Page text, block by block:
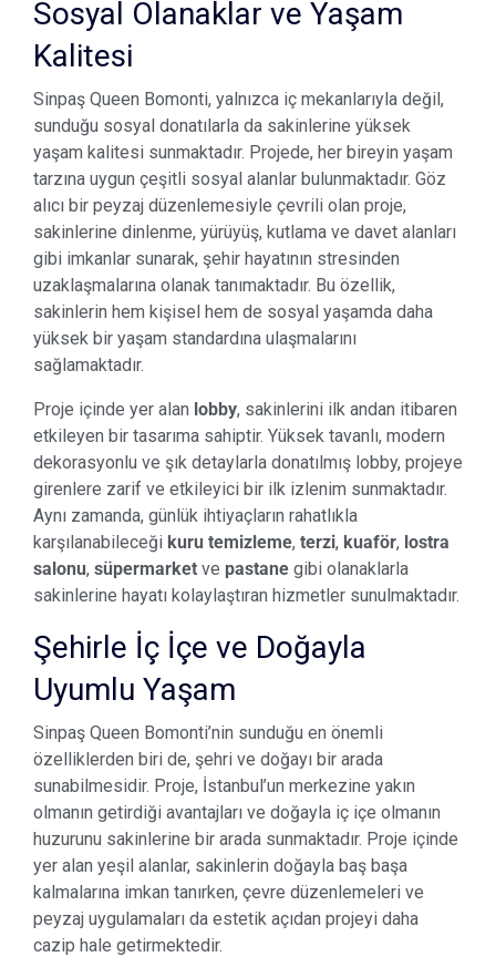
Sosyal Olanaklar ve Yaşam
Kalitesi
Sinpaş Queen Bomonti, yalnızca iç mekanlarıyla değil,
sunduğu sosyal donatılarla da sakinlerine yüksek
yaşam kalitesi sunmaktadır. Projede, her bireyin yaşam
tarzına uygun çeşitli sosyal alanlar bulunmaktadır. Göz
alıcı bir peyzaj düzenlemesiyle çevrili olan proje,
sakinlerine dinlenme, yürüyüş, kutlama ve davet alanları
gibi imkanlar sunarak, şehir hayatının stresinden
uzaklaşmalarına olanak tanımaktadır. Bu özellik,
sakinlerin hem kişisel hem de sosyal yaşamda daha
yüksek bir yaşam standardına ulaşmalarını
sağlamaktadır.
Proje içinde yer alan lobby, sakinlerini ilk andan itibaren
etkileyen bir tasarıma sahiptir. Yüksek tavanlı, modern
dekorasyonlu ve şık detaylarla donatılmış lobby, projeye
girenlere zarif ve etkileyici bir ilk izlenim sunmaktadır.
Aynı zamanda, günlük ihtiyaçların rahatlıkla
karşılanabileceği kuru temizleme, terzi, kuaför, lostra
salonu, süpermarket ve pastane gibi olanaklarla
sakinlerine hayatı kolaylaştıran hizmetler sunulmaktadır.
Şehirle İç İçe ve Doğayla
Uyumlu Yaşam
Sinpaş Queen Bomonti’nin sunduğu en önemli
özelliklerden biri de, şehri ve doğayı bir arada
sunabilmesidir. Proje, İstanbul’un merkezine yakın
olmanın getirdiği avantajları ve doğayla iç içe olmanın
huzurunu sakinlerine bir arada sunmaktadır. Proje içinde
yer alan yeşil alanlar, sakinlerin doğayla baş başa
kalmalarına imkan tanırken, çevre düzenlemeleri ve
peyzaj uygulamaları da estetik açıdan projeyi daha
cazip hale getirmektedir.